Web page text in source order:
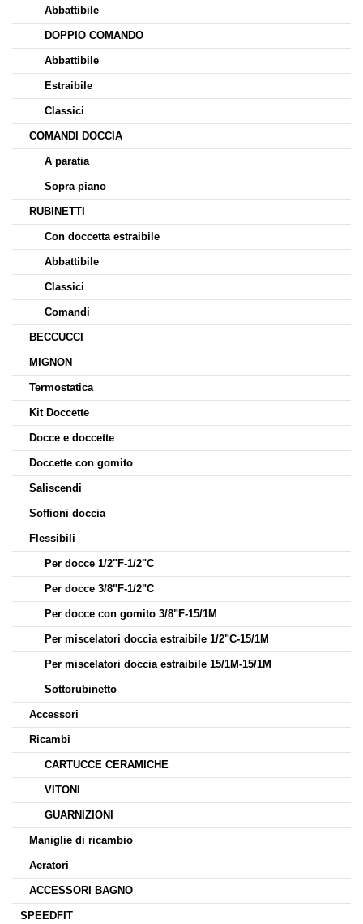
Abbattibile
DOPPIO COMANDO
Abbattibile
Estraibile
Classici
COMANDI DOCCIA
A paratia
Sopra piano
RUBINETTI
Con doccetta estraibile
Abbattibile
Classici
Comandi
BECCUCCI
MIGNON
Termostatica
Kit Doccette
Docce e doccette
Doccette con gomito
Saliscendi
Soffioni doccia
Flessibili
Per docce 1/2"F-1/2"C
Per docce 3/8"F-1/2"C
Per docce con gomito 3/8"F-15/1M
Per miscelatori doccia estraibile 1/2"C-15/1M
Per miscelatori doccia estraibile 15/1M-15/1M
Sottorubinetto
Accessori
Ricambi
CARTUCCE CERAMICHE
VITONI
GUARNIZIONI
Maniglie di ricambio
Aeratori
ACCESSORI BAGNO
SPEEDFIT